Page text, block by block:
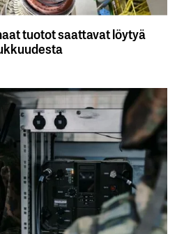
tuotot saattavat löytyä